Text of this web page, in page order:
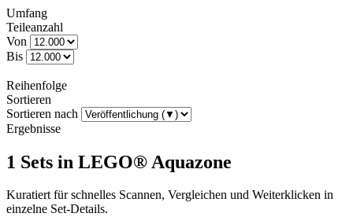
Umfang
Teileanzahl
Von
Bis
Reihenfolge
Sortieren
Sortieren nach
Ergebnisse
1 Sets in LEGO® Aquazone
Kuratiert für schnelles Scannen, Vergleichen und Weiterklicken in
einzelne Set-Details.